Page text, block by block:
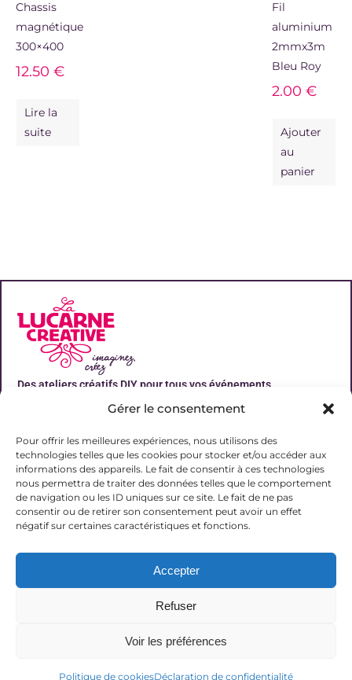
Gérer le consentement
Pour offrir les meilleures expériences, nous utilisons des
technologies telles que les cookies pour stocker et/ou accéder aux
informations des appareils. Le fait de consentir à ces technologies
nous permettra de traiter des données telles que le comportement
de navigation ou les ID uniques sur ce site. Le fait de ne pas
consentir ou de retirer son consentement peut avoir un effet
négatif sur certaines caractéristiques et fonctions.
Accepter
Refuser
Voir les préférences
Politique de cookiesDéclaration de confidentialité
Chassis
magnétique
300×400
12.50 €
Lire la
suite
Fil
aluminium
2mmx3m
Bleu Roy
2.00€
Ajouter
au
panier
Des ateliers créatifs DIY pour tous vos événements
Liens utiles
Contact
06 31 19 51 92
77700 Magny le Hongre